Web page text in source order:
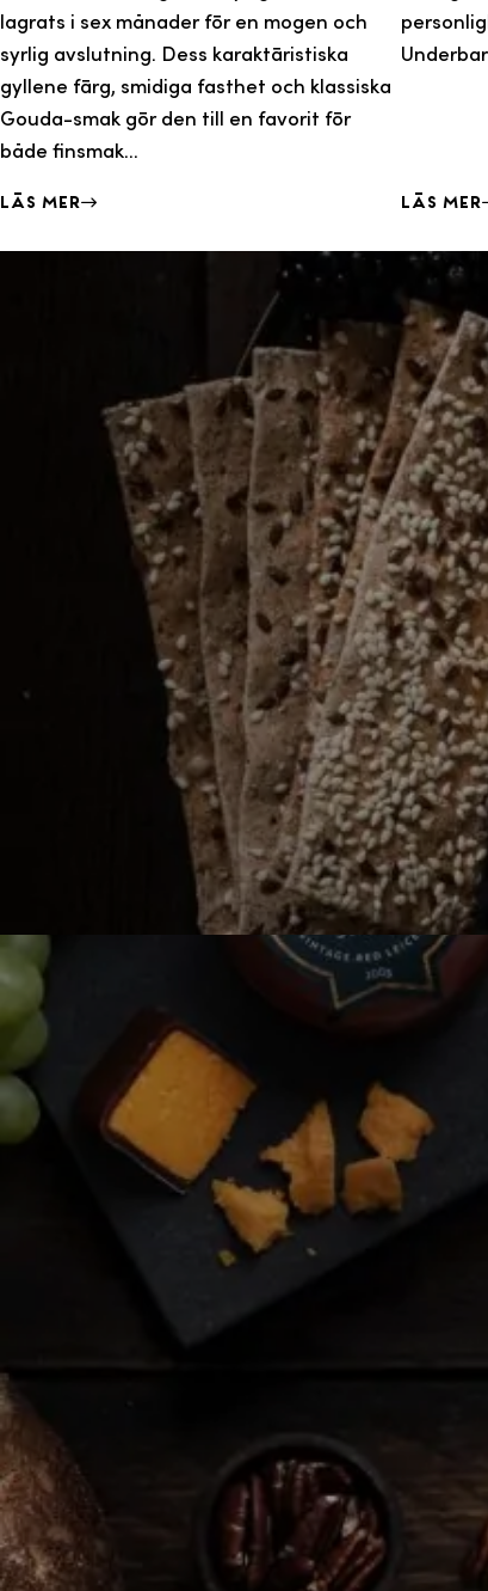
lagrats i sex månader för en mogen och
syrlig avslutning. Dess karaktäristiska
gyllene färg, smidiga fasthet och klassiska
Gouda-smak gör den till en favorit för
både finsmak...
Läs mer Läs mer